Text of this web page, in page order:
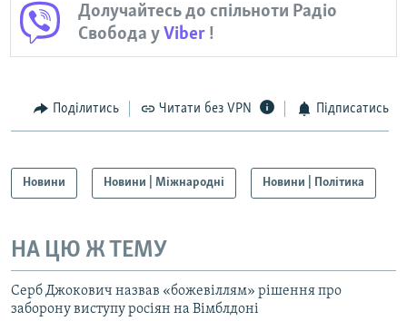
Долучайтесь до спільноти Радіо
Свобода уViber !
Поділитись Читати без VPN Підписатись
Новини Новини | Міжнародні Новини | Політика
НА ЦЮ Ж ТЕМУ
Серб Джокович назвав «божевіллям» рішення про
заборону виступу росіян на Вімблдоні